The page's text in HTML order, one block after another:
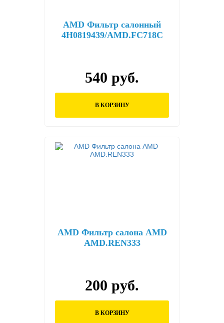
AMD Фильтр салонный
4H0819439/AMD.FC718C
540 руб.
В КОРЗИНУ
AMD Фильтр салона AMD
AMD.REN333
200 руб.
В КОРЗИНУ